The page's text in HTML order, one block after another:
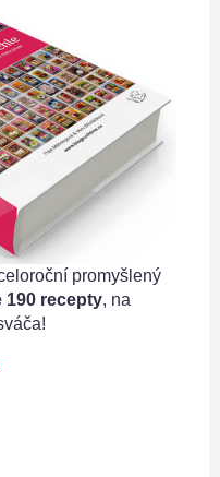
promyšlený
190 recepty, na